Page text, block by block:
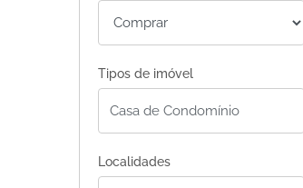
Tipos de imóvel
Localidades